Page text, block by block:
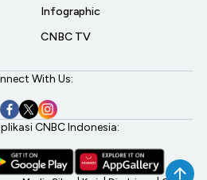
Infographic
CNBC TV
With Us:
CNBC Indonesia: